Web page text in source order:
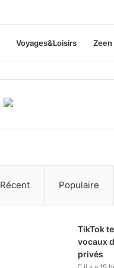
Voyages&Loisirs Zeen
Récent Populaire
TikTok
vocaux
privés